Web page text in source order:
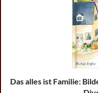
Das alles ist Familie: